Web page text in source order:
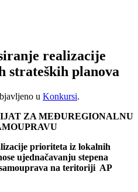
realizacije
planova
u Konkursi.
ZA MEĐUREGIONALNU
prioriteta iz lokalnih
ujednačavanju stepena
na teritoriji AP